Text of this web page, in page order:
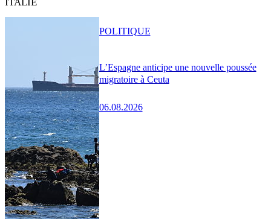
L’Espagne anticipe une nouvelle poussée
migratoire à Ceuta
06.08.2026
POLITIQUE